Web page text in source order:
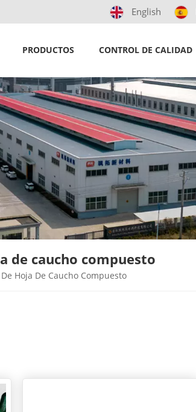
English
PRODUCTOS CONTROL DE CALIDAD
de caucho compuesto
Hoja De Caucho Compuesto